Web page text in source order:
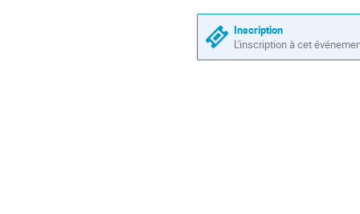
horaires
sont
en
Europe/Paris
Inscription
L'inscription à cet